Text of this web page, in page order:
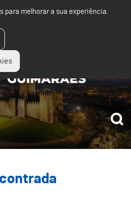
para melhorar a sua experiência.